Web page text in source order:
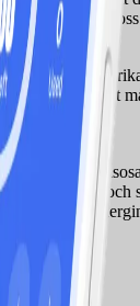
vi ser till att få i
mjölk och
finns det
ditt försvar!
fisk och
som tär på